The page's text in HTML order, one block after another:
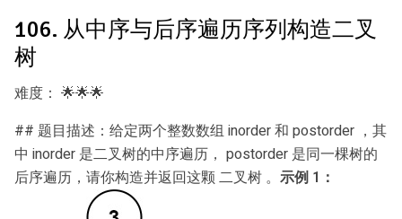
106. 从中序与后序遍历序列构造二叉
树
难度： 🌟🌟🌟
## 题目描述：给定两个整数数组 inorder 和 postorder ，其
中 inorder 是二叉树的中序遍历， postorder 是同一棵树的
后序遍历，请你构造并返回这颗 二叉树 。 示例 1：